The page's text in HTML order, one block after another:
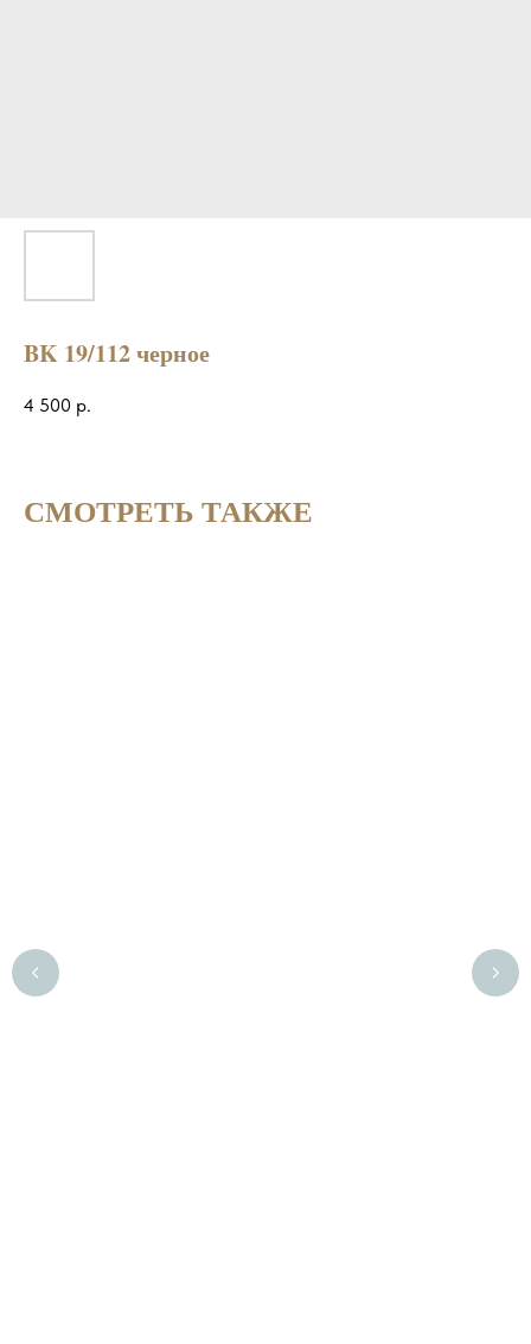
BK 19/112 черное
4 500 р.
СМОТРЕТЬ ТАКЖЕ